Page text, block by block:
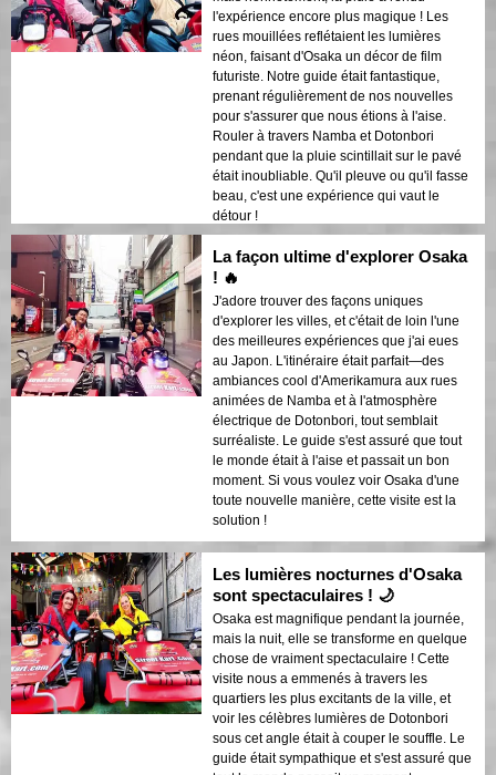
l'expérience encore plus magique ! Les
rues mouillées reflétaient les lumières
néon, faisant d'Osaka un décor de film
futuriste. Notre guide était fantastique,
prenant régulièrement de nos nouvelles
pour s'assurer que nous étions à l'aise.
Rouler à travers Namba et Dotonbori
pendant que la pluie scintillait sur le pavé
était inoubliable. Qu'il pleuve ou qu'il fasse
beau, c'est une expérience qui vaut le
détour !
La façon ultime d'explorer Osaka
! 🔥
J'adore trouver des façons uniques
d'explorer les villes, et c'était de loin l'une
des meilleures expériences que j'ai eues
au Japon. L'itinéraire était parfait—des
ambiances cool d'Amerikamura aux rues
animées de Namba et à l'atmosphère
électrique de Dotonbori, tout semblait
surréaliste. Le guide s'est assuré que tout
le monde était à l'aise et passait un bon
moment. Si vous voulez voir Osaka d'une
toute nouvelle manière, cette visite est la
solution !
Les lumières nocturnes d'Osaka
sont spectaculaires ! 🌙
Osaka est magnifique pendant la journée,
mais la nuit, elle se transforme en quelque
chose de vraiment spectaculaire ! Cette
visite nous a emmenés à travers les
quartiers les plus excitants de la ville, et
voir les célèbres lumières de Dotonbori
sous cet angle était à couper le souffle. Le
guide était sympathique et s'est assuré que